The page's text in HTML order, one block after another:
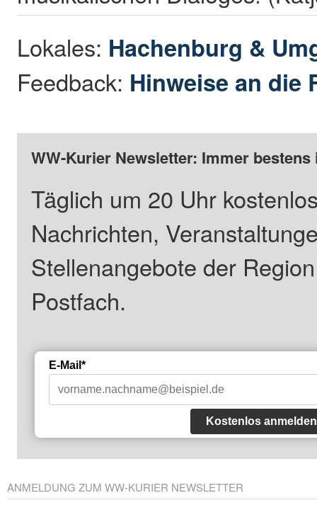
Lokales: Hachenburg &
Feedback: Hinweise an die
WW-Kurier Newsletter: Immer
Täglich um 20 Uhr
Nachrichten,
Stellenangebote der
Postfach.
E-Mail*
Kostenlos anmelden
ANMELDUNG ZUM WW-KURIER NEWSLETTER